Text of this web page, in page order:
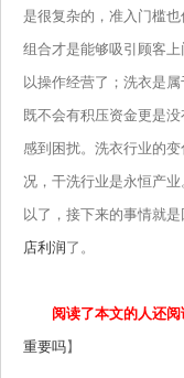
是很复杂的，准入门槛
组合才是能够吸引顾客
以操作经营了；洗衣是
既不会有积压资金更是
感到困扰。洗衣行业的
况，干洗行业是永恒产
以了，接下来的事情就
店利润了。
阅读了本文的人还阅
重要吗】